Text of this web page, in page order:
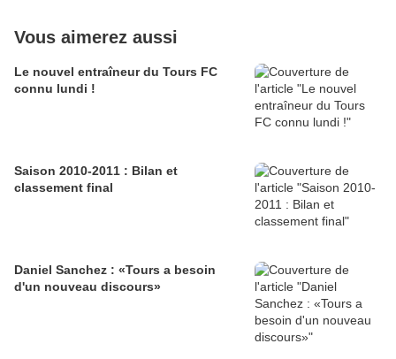
Vous aimerez aussi
Le nouvel entraîneur du Tours FC
connu lundi !
Saison 2010-2011 : Bilan et
classement final
Daniel Sanchez : «Tours a besoin
d'un nouveau discours»